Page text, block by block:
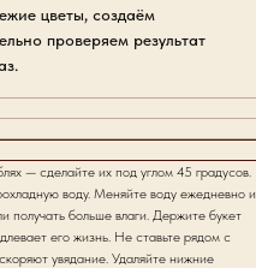
цветы, создаём
проверяем результат
— сделайте их под углом 45 градусов.
воду. Меняйте воду ежедневно и
получать больше влаги. Держите букет
его жизнь. Не ставьте рядом с
увядание. Удаляйте нижние